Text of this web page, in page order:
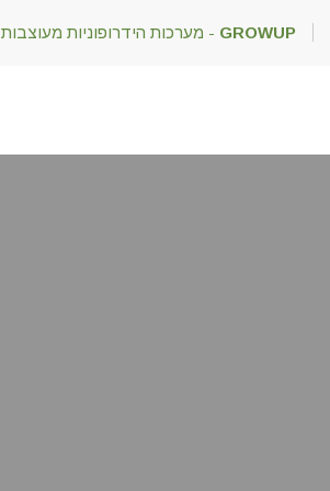
GROWUP - מערכות הידרופוניות מעוצבות